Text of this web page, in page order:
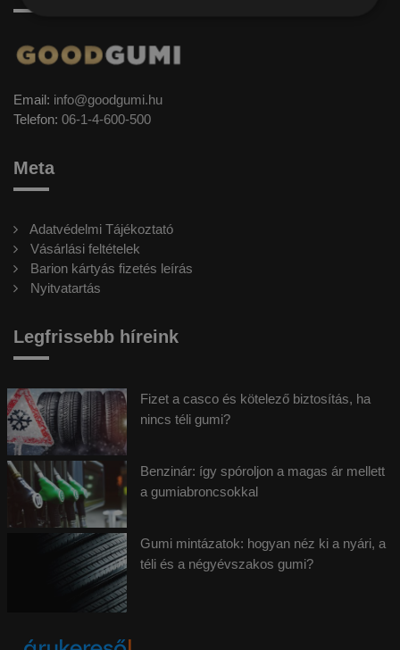
Email: info@goodgumi.hu
Telefon: 06-1-4-600-500
Meta
Adatvédelmi Tájékoztató
Vásárlási feltételek
Barion kártyás fizetés leírás
Nyitvatartás
Legfrissebb híreink
Fizet a casco és kötelező biztosítás, ha
nincs téli gumi?
Benzinár: így spóroljon a magas ár mellett
a gumiabroncsokkal
Gumi mintázatok: hogyan néz ki a nyári, a
téli és a négyévszakos gumi?